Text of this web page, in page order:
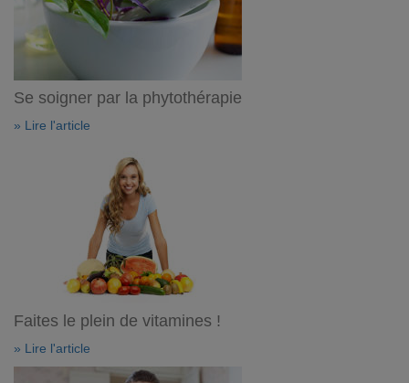
Se soigner par la phytothérapie
» Lire l'article
Faites le plein de vitamines !
» Lire l'article